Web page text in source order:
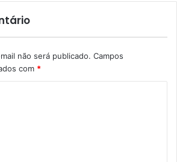
não será publicado. Campos
com *